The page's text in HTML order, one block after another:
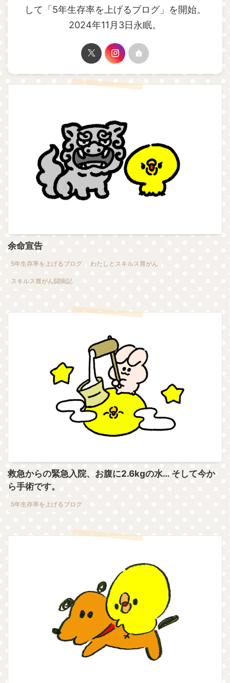
して「5年生存率を上げるブログ」を開始。
2024年11月3日永眠。
余命宣告
5年生存率を上げるブログ わたしとスキルス胃がん
スキルス胃がん闘病記
救急からの緊急入院、お腹に2.6kgの水… そして今か
ら手術です。
5年生存率を上げるブログ